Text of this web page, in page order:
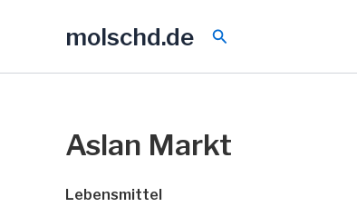
molschd.de Suchen
Aslan Markt
Lebensmittel